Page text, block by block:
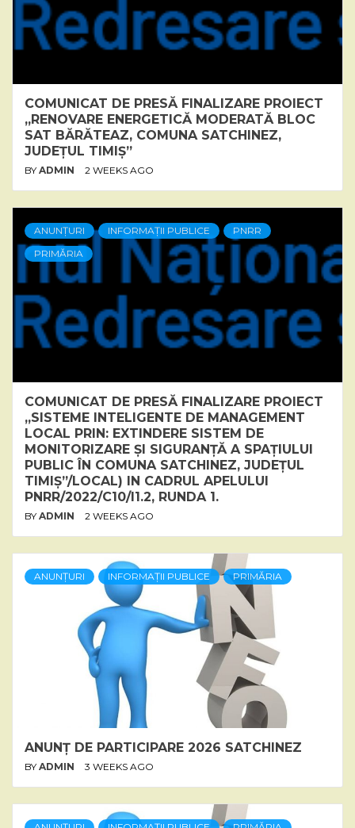
COMUNICAT DE PRESĂ FINALIZARE PROIECT
„RENOVARE ENERGETICĂ MODERATĂ BLOC
SAT BĂRĂTEAZ, COMUNA SATCHINEZ,
JUDEȚUL TIMIȘ”
BY ADMIN 2 WEEKS AGO
ANUNȚURI INFORMAȚII PUBLICE
PNRR
PRIMĂRIA
COMUNICAT DE PRESĂ FINALIZARE PROIECT
„SISTEME INTELIGENTE DE MANAGEMENT
LOCAL PRIN: EXTINDERE SISTEM DE
MONITORIZARE ȘI SIGURANȚĂ A SPAȚIULUI
PUBLIC ÎN COMUNA SATCHINEZ, JUDEȚUL
TIMIȘ”/LOCAL) IN CADRUL APELULUI
PNRR/2022/C10/I1.2, RUNDA 1.
BY ADMIN 2 WEEKS AGO
ANUNȚURI INFORMAȚII PUBLICE PRIMĂRIA
ANUNȚ DE PARTICIPARE 2026 SATCHINEZ
BY ADMIN 3 WEEKS AGO